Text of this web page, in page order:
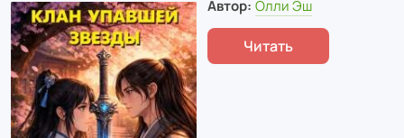
Автор: Олли Эш
Читать